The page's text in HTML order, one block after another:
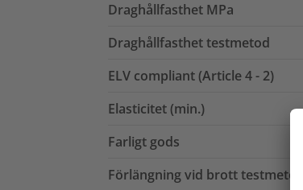
Draghållfasthet MPa
Draghållfasthet testmetod
ELV compliant (Article 4 - 2)
Elasticitet (min.)
Farligt gods
Förlängning vid brott testmetod